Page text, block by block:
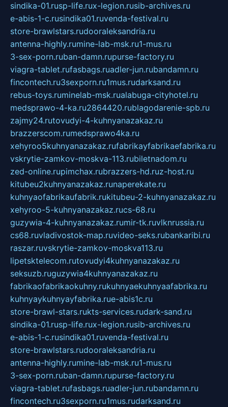
sindika-01.rusp-life.rux-legion.rusib-archives.ru
e-abis-1-c.rusindika01.ruvenda-festival.ru
store-brawlstars.rudooraleksandria.ru
antenna-highly.rumine-lab-msk.ru1-mus.ru
3-sex-porn.ruban-damn.rupurse-factory.ru
viagra-tablet.rufasbags.ruadler-jun.rubandamn.ru
fincontech.ru3sexporn.ru1mus.rudarksand.ru
rebus-toys.ruminelab-msk.rualabuga-cityhotel.ru
medsprawo-4-ka.ru2864420.rublagodarenie-spb.ru
zajmy24.rutovudyi-4-kuhnyanazakaz.ru
brazzerscom.rumedsprawo4ka.ru
xehyroo5kuhnyanazakaz.rufabrikayfabrikaefabrika.ru
vskrytie-zamkov-moskva-113.rubiletnadom.ru
zed-online.rupimchax.rubrazzers-hd.ruz-host.ru
kitubeu2kuhnyanazakaz.runaperekate.ru
kuhnyaofabrikaufabrik.rukitubeu-2-kuhnyanazakaz.ru
xehyroo-5-kuhnyanazakaz.rucs-68.ru
guzywia-4-kuhnyanazakaz.rumir-tk.ruvlknrussia.ru
cs68.ruvladivostok-map.ruvideo-seks.rubankaribi.ru
raszar.ruvskrytie-zamkov-moskva113.ru
lipetsktelecom.rutovudyi4kuhnyanazakaz.ru
seksuzb.ruguzywia4kuhnyanazakaz.ru
fabrikaofabrikaokuhny.rukuhnyaekuhnyaafabrika.ru
kuhnyaykuhnyayfabrika.rue-abis1c.ru
store-brawl-stars.rukts-services.rudark-sand.ru
sindika-01.rusp-life.rux-legion.rusib-archives.ru
e-abis-1-c.rusindika01.ruvenda-festival.ru
store-brawlstars.rudooraleksandria.ru
antenna-highly.rumine-lab-msk.ru1-mus.ru
3-sex-porn.ruban-damn.rupurse-factory.ru
viagra-tablet.rufasbags.ruadler-jun.rubandamn.ru
fincontech.ru3sexporn.ru1mus.rudarksand.ru